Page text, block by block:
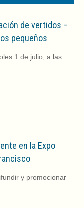
de vertidos –
pequeños
1 de julio, a las…
en la Expo
y promocionar